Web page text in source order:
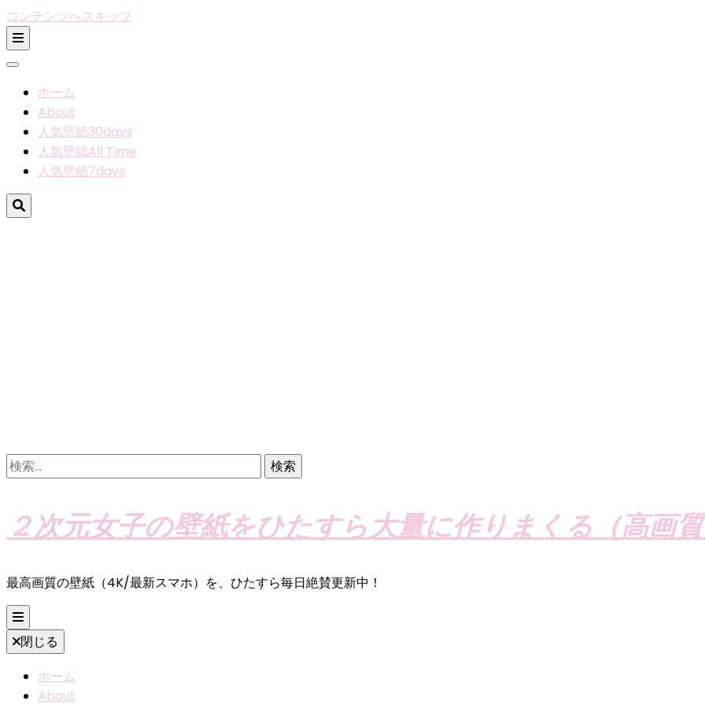
コンテンツへスキップ
ホーム
About
人気壁紙30days
人気壁紙All Time
人気壁紙7days
検
索:
２次元女子の壁紙をひたすら大量に作りまくる（高画
最高画質の壁紙（4K/最新スマホ）を、ひたすら毎日絶賛更新中！
閉じる
ホーム
About